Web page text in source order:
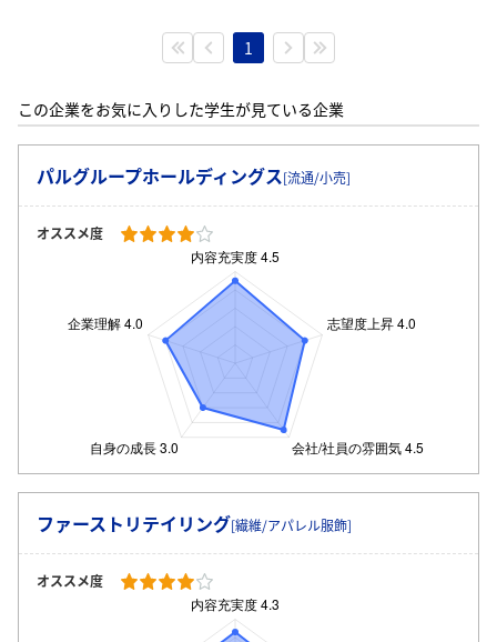
1
この企業をお気に入りした学生が見ている企業
パルグループホールディングス[流通/小売]
オススメ度
ファーストリテイリング[繊維/アパレル服飾]
オススメ度